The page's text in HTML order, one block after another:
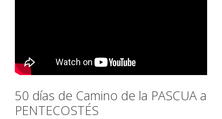
50 días de Camino de la PASCUA a
PENTECOSTÉS